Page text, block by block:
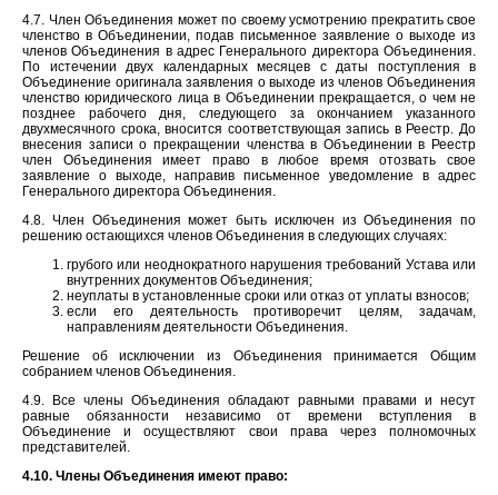
4.7. Член Объединения может по своему усмотрению прекратить свое
членство в Объединении, подав письменное заявление о выходе из
членов Объединения в адрес Генерального директора Объединения.
По истечении двух календарных месяцев с даты поступления в
Объединение оригинала заявления о выходе из членов Объединения
членство юридического лица в Объединении прекращается, о чем не
позднее рабочего дня, следующего за окончанием указанного
двухмесячного срока, вносится соответствующая запись в Реестр. До
внесения записи о прекращении членства в Объединении в Реестр
член Объединения имеет право в любое время отозвать свое
заявление о выходе, направив письменное уведомление в адрес
Генерального директора Объединения.
4.8. Член Объединения может быть исключен из Объединения по
решению остающихся членов Объединения в следующих случаях:
грубого или неоднократного нарушения требований Устава или
внутренних документов Объединения;
неуплаты в установленные сроки или отказ от уплаты взносов;
если его деятельность противоречит целям, задачам,
направлениям деятельности Объединения.
Решение об исключении из Объединения принимается Общим
собранием членов Объединения.
4.9. Все члены Объединения обладают равными правами и несут
равные обязанности независимо от времени вступления в
Объединение и осуществляют свои права через полномочных
представителей.
4.10. Члены Объединения имеют право: